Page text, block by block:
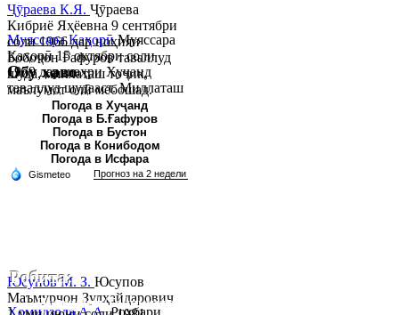
Муяссара ҚаҳорӣМуяссара
Қаҳорӣ 15 октябри соли
1979 дар шаҳри Хуҷанд
таваллуд шудааст. Миллаташ
тоҷик. Маълумот олӣ. Соли
2002 Донишгоҳи давлатии
Хуҷанд ба...
Ҷӯраева К.Я. Ҷӯраева
Кибриё Яҳёевна 9 сентябри
соли 1966 дар ноҳияи
Бобоҷон Ғафуров таваллуд
шуда, миллаташ тоҷик,
маълумот олӣ мебошад.
Соли 1997 Донишг...
Юсупов М. З. Юсупов
Маъмурҷон Зулҳайдарович
Обу хаво
Погода в Хуҷанд
Погода в Б.Ғафуров
Погода в Бустон
Погода в Конибодом
Погода в Исфара
Робита:
Ҷумҳурии Тоҷикистон, вилояти Суғд,